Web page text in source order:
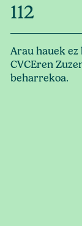
112
Arau hauek
CVCEren
beharrekoa.